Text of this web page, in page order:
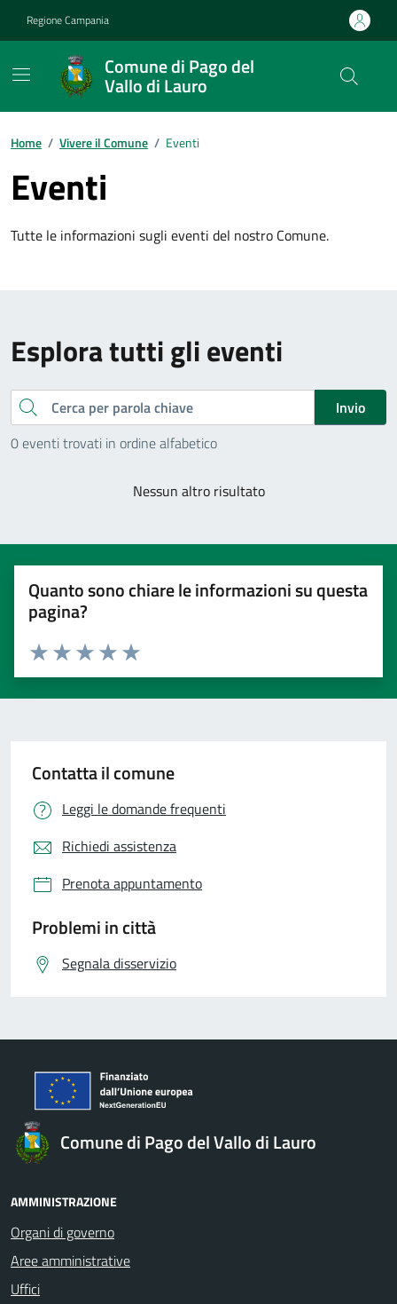
Regione Campania
Comune di Pago del
Vallo di Lauro
Home / Vivere il Comune / Eventi
Eventi
Tutte le informazioni sugli eventi del nostro Comune.
Esplora tutti gli eventi
Cerca
Invio
0 eventi trovati in ordine alfabetico
Nessun altro risultato
Quanto sono chiare le informazioni su questa
pagina?
Valuta 5 stelle su 5
Valuta 4 stelle su 5
Valuta 3 stelle su 5
Valuta 2 stelle su 5
Valuta 1 stelle su 5
Contatta il comune
Leggi le domande frequenti
Richiedi assistenza
Prenota appuntamento
Problemi in città
Segnala disservizio
Comune di Pago del Vallo di Lauro
AMMINISTRAZIONE
Organi di governo
Aree amministrative
Uffici